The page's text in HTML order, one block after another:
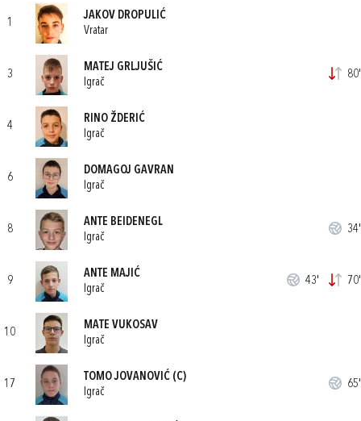
1
JAKOV DROPULIĆ
Vratar
3
MATEJ GRLJUŠIĆ
Igrač
80'
4
RINO ŽDERIĆ
Igrač
6
DOMAGOJ GAVRAN
Igrač
8
ANTE BEIDENEGL
Igrač
34'
9
ANTE MAJIĆ
Igrač
43' 70'
10
MATE VUKOSAV
Igrač
17
TOMO JOVANOVIĆ (C)
Igrač
65'